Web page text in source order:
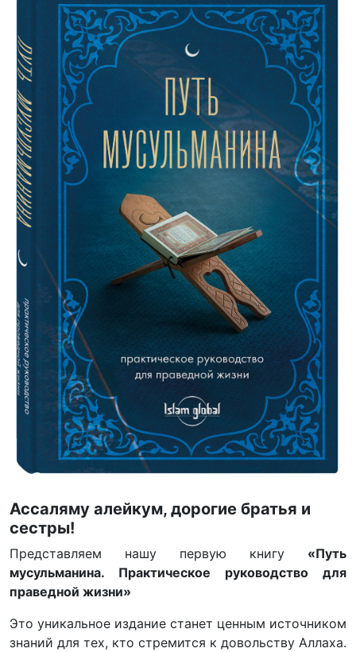
Ассаляму алейкум, дорогие братья и
сестры!
Представляем нашу первую книгу «Путь
мусульманина. Практическое руководство для
праведной жизни»
Это уникальное издание станет ценным источником
знаний для тех, кто стремится к довольству Аллаха.